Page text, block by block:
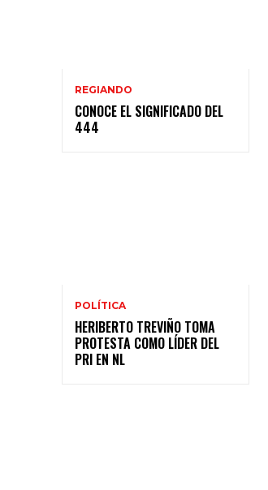
REGIANDO
CONOCE EL SIGNIFICADO DEL
444
POLÍTICA
HERIBERTO TREVIÑO TOMA
PROTESTA COMO LÍDER DEL
PRI EN NL